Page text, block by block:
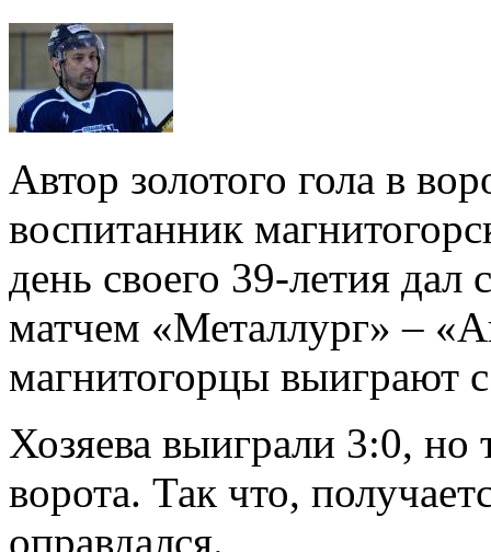
Автор золотого гола в
воспитанник
день своего 39-летия
матчем «Металлург» –
магнитогорцы выиграют
Хозяева выиграли 3:0, но
ворота. Так что,
оправдался.